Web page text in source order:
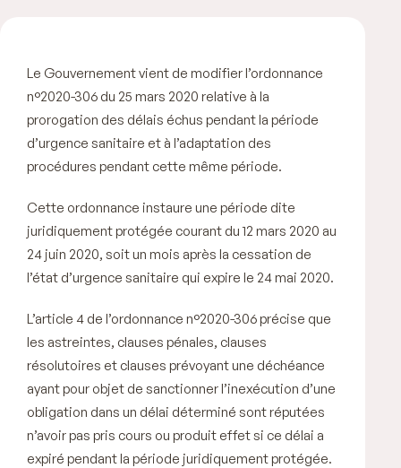
Le Gouvernement vient de modifier l’ordonnance
n°2020-306 du 25 mars 2020 relative à la
prorogation des délais échus pendant la période
d’urgence sanitaire et à l’adaptation des
procédures pendant cette même période.
Cette ordonnance instaure une période dite
juridiquement protégée courant du 12 mars 2020 au
24 juin 2020, soit un mois après la cessation de
l’état d’urgence sanitaire qui expire le 24 mai 2020.
L’article 4 de l’ordonnance n°2020-306 précise que
les astreintes, clauses pénales, clauses
résolutoires et clauses prévoyant une déchéance
ayant pour objet de sanctionner l’inexécution d’une
obligation dans un délai déterminé sont réputées
n’avoir pas pris cours ou produit effet si ce délai a
expiré pendant la période juridiquement protégée.